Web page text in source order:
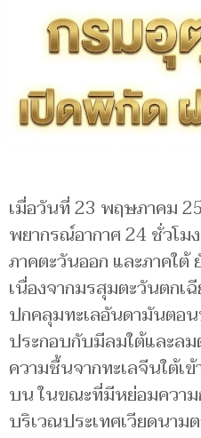
เมื่อวันที่ 23 พฤษภาคม
พยากรณ์อากาศ 24 ชั่วโม
ภาคตะวันออก และภาคใ
เนื่องจากมรสุมตะวันตกเ
ปกคลุมทะเลอันดามันตอ
ประกอบกับมีลมใต้และล
ความชื้นจากทะเลจีนใต้เ
บน ในขณะที่มีหย่อมความ
บริเวณประเทศเวียดนา